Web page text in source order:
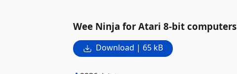
Wee Ninja for Atari 8-bit computers
Download | 65 kB